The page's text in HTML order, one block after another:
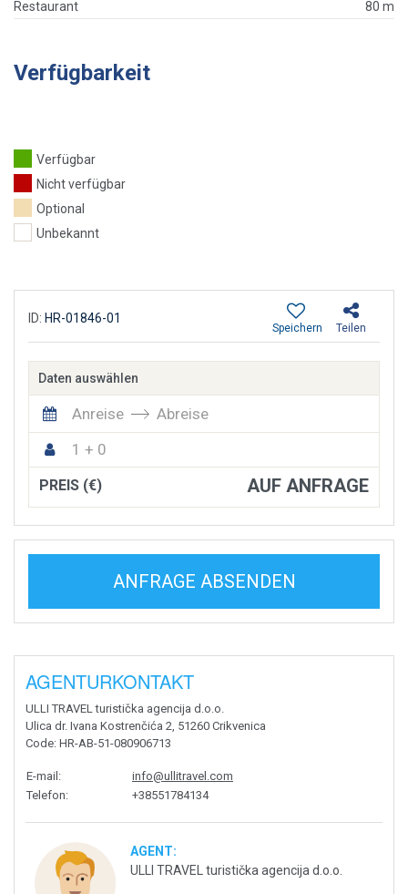
Restaurant
80 m
Verfügbarkeit
Verfügbar
Nicht verfügbar
Optional
Unbekannt
ID: HR-01846-01
Teilen
Speichern
Daten auswählen
Anreise
Abreise
1 + 0
PREIS (€) AUF ANFRAGE
ANFRAGE ABSENDEN
AGENTURKONTAKT
ULLI TRAVEL turistička agencija d.o.o.
Ulica dr. Ivana Kostrenčića 2, 51260 Crikvenica
Code: HR-AB-51-080906713
E-mail :
info@ullitravel.com
Telefon: +38551784134
AGENT:
ULLI TRAVEL turistička agencija d.o.o.